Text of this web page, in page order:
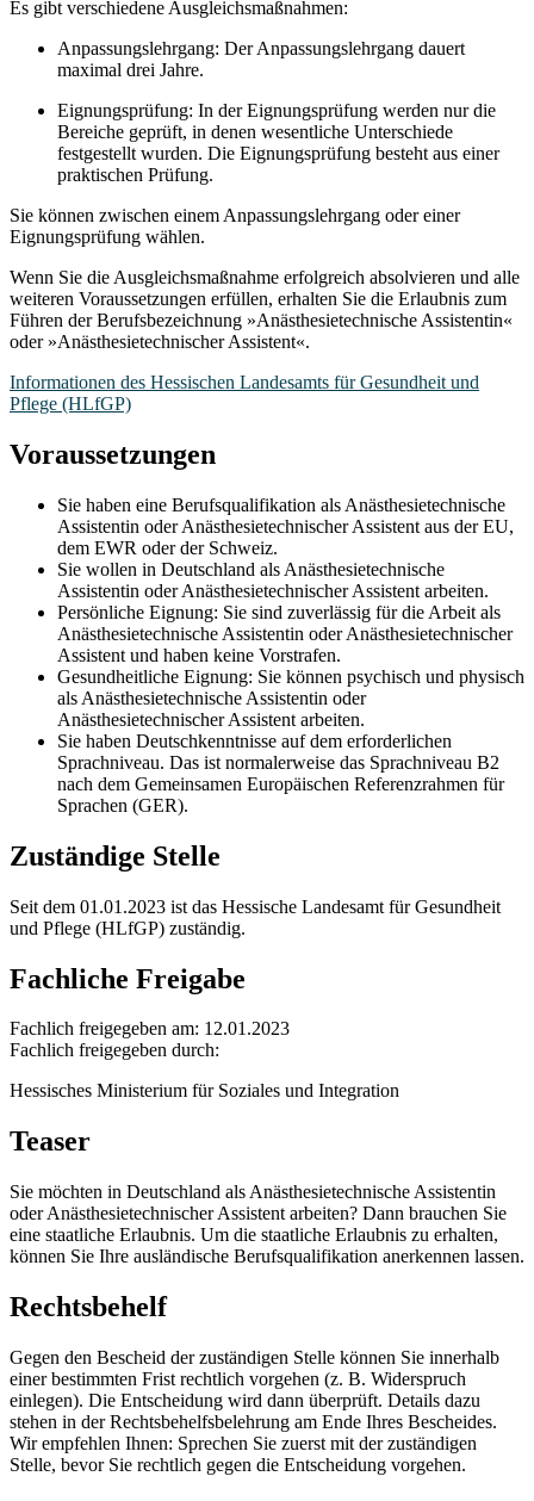
Es gibt verschiedene Ausgleichsmaßnahmen:
Anpassungslehrgang: Der Anpassungslehrgang dauert
maximal drei Jahre.
Eignungsprüfung: In der Eignungsprüfung werden nur die
Bereiche geprüft, in denen wesentliche Unterschiede
festgestellt wurden. Die Eignungsprüfung besteht aus einer
praktischen Prüfung.
Sie können zwischen einem Anpassungslehrgang oder einer
Eignungsprüfung wählen.
Wenn Sie die Ausgleichsmaßnahme erfolgreich absolvieren und alle
weiteren Voraussetzungen erfüllen, erhalten Sie die Erlaubnis zum
Führen der Berufsbezeichnung »Anästhesietechnische Assistentin«
oder »Anästhesietechnischer Assistent«.
Informationen des Hessischen Landesamts für Gesundheit und
Pflege (HLfGP)
Voraussetzungen
Sie haben eine Berufsqualifikation als Anästhesietechnische
Assistentin oder Anästhesietechnischer Assistent aus der EU,
dem EWR oder der Schweiz.
Sie wollen in Deutschland als Anästhesietechnische
Assistentin oder Anästhesietechnischer Assistent arbeiten.
Persönliche Eignung: Sie sind zuverlässig für die Arbeit als
Anästhesietechnische Assistentin oder Anästhesietechnischer
Assistent und haben keine Vorstrafen.
Gesundheitliche Eignung: Sie können psychisch und physisch
als Anästhesietechnische Assistentin oder
Anästhesietechnischer Assistent arbeiten.
Sie haben Deutschkenntnisse auf dem erforderlichen
Sprachniveau. Das ist normalerweise das Sprachniveau B2
nach dem Gemeinsamen Europäischen Referenzrahmen für
Sprachen (GER).
Zuständige Stelle
Seit dem 01.01.2023 ist das Hessische Landesamt für Gesundheit
und Pflege (HLfGP) zuständig.
Fachliche Freigabe
Fachlich freigegeben am: 12.01.2023
Fachlich freigegeben durch:
Hessisches Ministerium für Soziales und Integration
Teaser
Sie möchten in Deutschland als Anästhesietechnische Assistentin
oder Anästhesietechnischer Assistent arbeiten? Dann brauchen Sie
eine staatliche Erlaubnis. Um die staatliche Erlaubnis zu erhalten,
können Sie Ihre ausländische Berufsqualifikation anerkennen lassen.
Rechtsbehelf
Gegen den Bescheid der zuständigen Stelle können Sie innerhalb
einer bestimmten Frist rechtlich vorgehen (z. B. Widerspruch
einlegen). Die Entscheidung wird dann überprüft. Details dazu
stehen in der Rechtsbehelfsbelehrung am Ende Ihres Bescheides.
Wir empfehlen Ihnen: Sprechen Sie zuerst mit der zuständigen
Stelle, bevor Sie rechtlich gegen die Entscheidung vorgehen.